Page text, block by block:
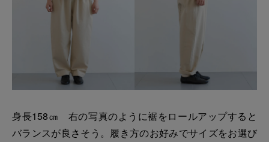
身長158㎝ 右の写真のように裾をロールアップすると
バランスが良さそう。履き方のお好みでサイズをお選び